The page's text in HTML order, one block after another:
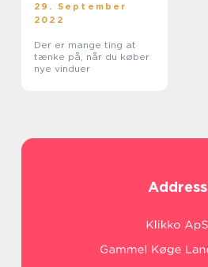
29. September
2022
Der er mange ting at
tænke på, når du køber
nye vinduer
Address